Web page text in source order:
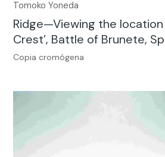
Tomoko Yoneda
Ridge—Viewing the location
Crest’, Battle of Brunete,
Copia cromógena